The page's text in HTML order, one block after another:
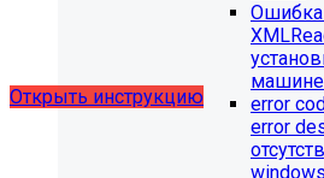
выпущено обновление 1.14.11,
разделе "Педагогический состав"
можно разместить документ и
Открыть инструкцию
Ошибка
error
error
windows